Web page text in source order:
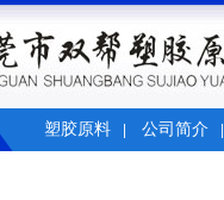
塑胶原料 公司简介